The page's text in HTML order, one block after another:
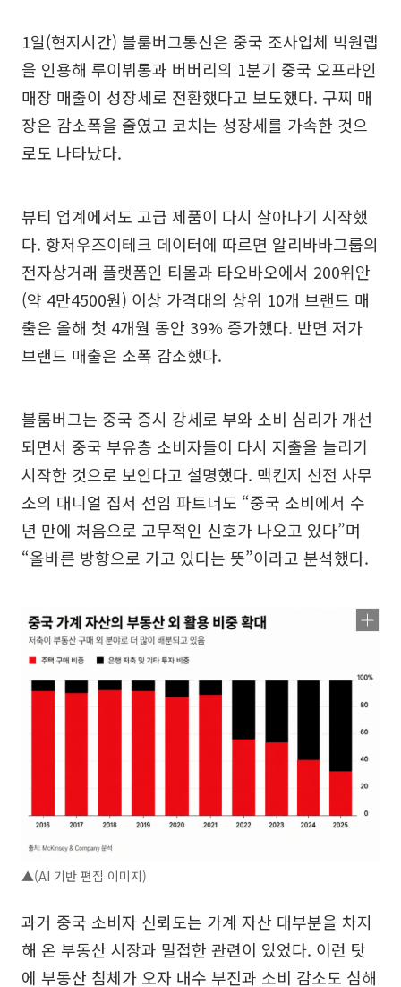
1일(현지시간) 블룸버그통신은 중국 조사업체 빅원랩
을 인용해 루이뷔통과 버버리의 1분기 중국 오프라인
매장 매출이 성장세로 전환했다고 보도했다. 구찌 매
장은 감소폭을 줄였고 코치는 성장세를 가속한 것으
로도 나타났다.
뷰티 업계에서도 고급 제품이 다시 살아나기 시작했
다. 항저우즈이테크 데이터에 따르면 알리바바그룹의
전자상거래 플랫폼인 티몰과 타오바오에서 200위안
(약 4만4500원) 이상 가격대의 상위 10개 브랜드 매
출은 올해 첫 4개월 동안 39% 증가했다. 반면 저가
브랜드 매출은 소폭 감소했다.
블룸버그는 중국 증시 강세로 부와 소비 심리가 개선
되면서 중국 부유층 소비자들이 다시 지출을 늘리기
시작한 것으로 보인다고 설명했다. 맥킨지 선전 사무
소의 대니얼 집서 선임 파트너도 “중국 소비에서 수
년 만에 처음으로 고무적인 신호가 나오고 있다”며
“올바른 방향으로 가고 있다는 뜻”이라고 분석했다.
▲(AI 기반 편집 이미지)
과거 중국 소비자 신뢰도는 가계 자산 대부분을 차지
해 온 부동산 시장과 밀접한 관련이 있었다. 이런 탓
에 부동산 침체가 오자 내수 부진과 소비 감소도 심해